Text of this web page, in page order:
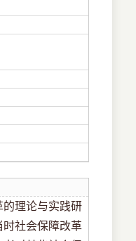
理论与实践研
时社会保障改革